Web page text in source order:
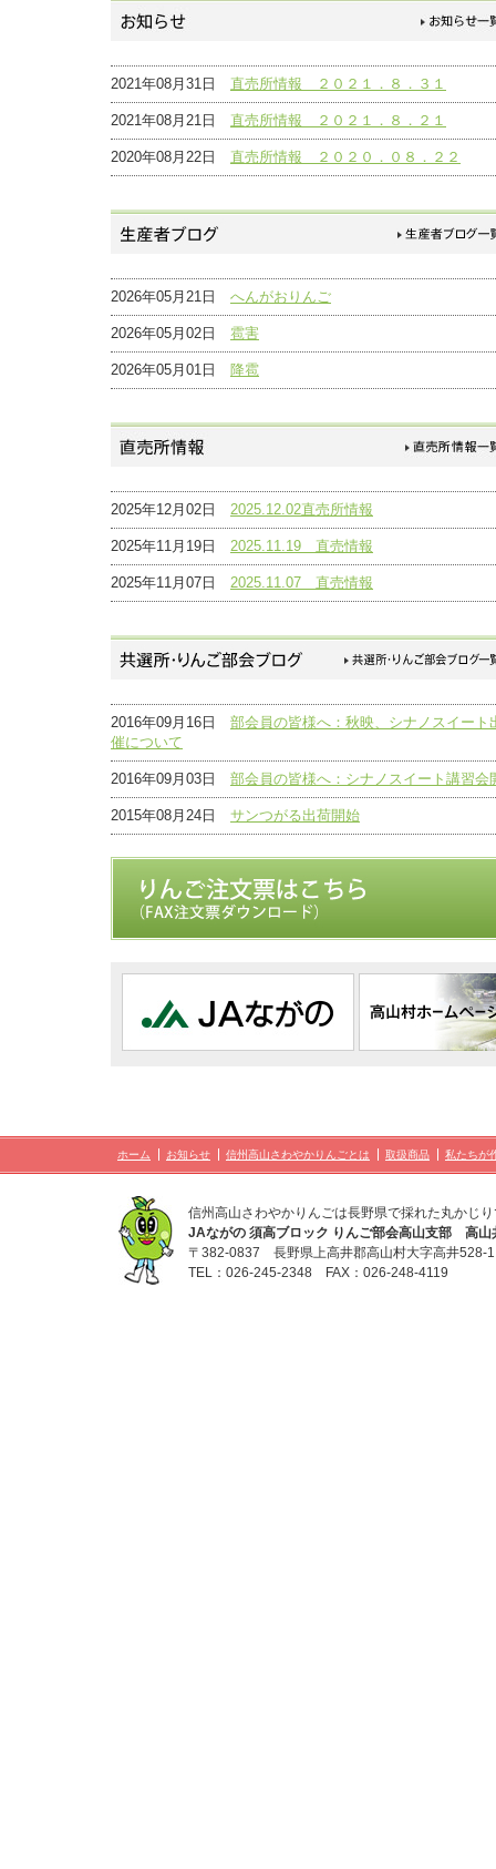
2021年08月31日 直売所情報 ２０２１．８．３１
2021年08月21日 直売所情報 ２０２１．８．２１
2020年08月22日 直売所情報 ２０２０．０８．２２
2026年05月21日 へんがおりんご
2026年05月02日 雹害
2026年05月01日 降雹
2025年12月02日 2025.12.02直売所情報
2025年11月19日 2025.11.19 直売情報
2025年11月07日 2025.11.07 直売情報
2016年09月16日 部会員の皆様へ：秋映、シナノスイート
催について
2016年09月03日 部会員の皆様へ：シナノスイート講習会
2015年08月24日 サンつがる出荷開始
ホーム お知らせ 信州高山さわやかりんごとは 取扱商品 私たちが
信州高山さわやかりんごは長野県で採れた丸かじ
JAながの 須高ブロック りんご部会高山支部 高山
〒382-0837 長野県上高井郡高山村大字高井528-1
TEL：026-245-2348 FAX：026-248-4119